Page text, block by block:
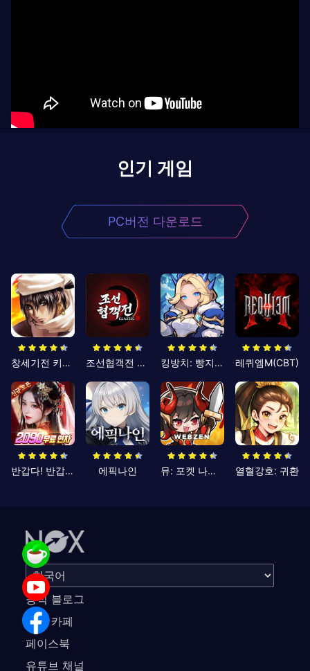
인기 게임
PC버전 다운로드
창세기전 키우기 조선협객전 클래식 킹방치: 빵지의 제왕 레퀴엠M(CBT)
반갑다! 반갑삼국지 에픽나인 뮤: 포켓 나이츠 열혈강호: 귀환
공식 블로그
공식 카페
페이스북
유튜브 채널